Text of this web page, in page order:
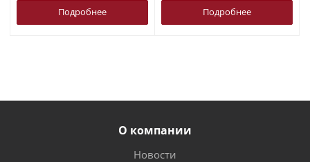
Подробнее Подробнее
О компании
Новости